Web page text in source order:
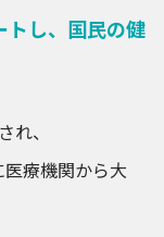
し、 国民の健
れ、
療機関から大